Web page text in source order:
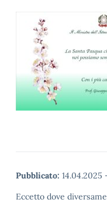
Pubblicato: 14.04.2025
Eccetto dove